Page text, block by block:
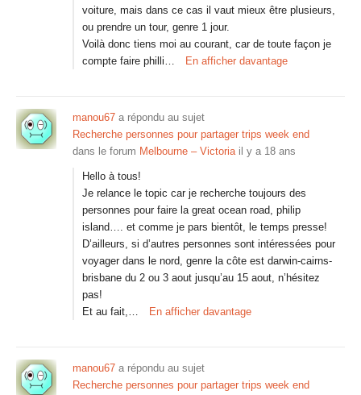
voiture, mais dans ce cas il vaut mieux être plusieurs,
ou prendre un tour, genre 1 jour.
Voilà donc tiens moi au courant, car de toute façon je
compte faire philli…
En afficher davantage
manou67 a répondu au sujet
Recherche personnes pour partager trips week end
dans le forum Melbourne – Victoria il y a 18 ans
Hello à tous!
Je relance le topic car je recherche toujours des
personnes pour faire la great ocean road, philip
island…. et comme je pars bientôt, le temps presse!
D’ailleurs, si d’autres personnes sont intéressées pour
voyager dans le nord, genre la côte est darwin-cairns-
brisbane du 2 ou 3 aout jusqu’au 15 aout, n’hésitez
pas!
Et au fait,…
En afficher davantage
manou67 a répondu au sujet
Recherche personnes pour partager trips week end